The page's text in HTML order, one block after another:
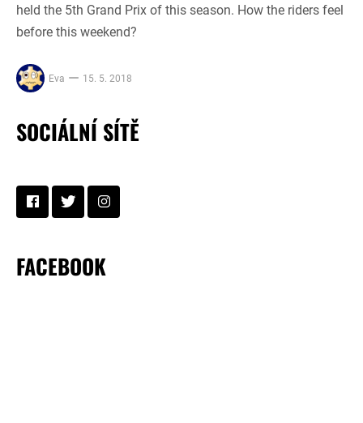
held the 5th Grand Prix of this season. How the riders feel
before this weekend?
Eva 15. 5. 2018
SOCIÁLNÍ SÍTĚ
FACEBOOK